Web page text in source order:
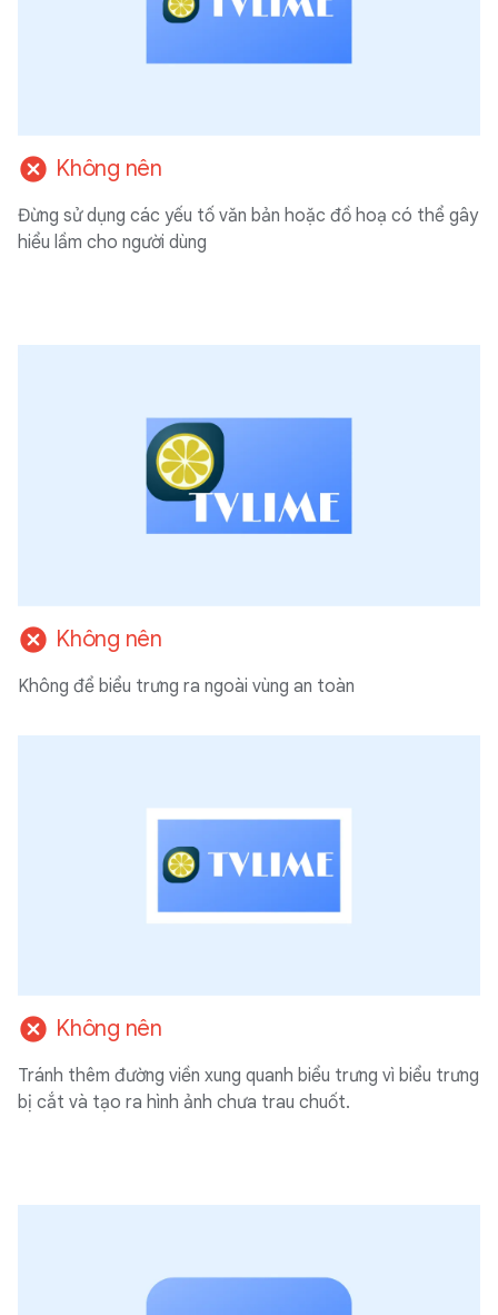
cancel Không nên
Đừng sử dụng các yếu tố văn bản hoặc đồ hoạ có thể gây
hiểu lầm cho người dùng
cancel Không nên
Không để biểu trưng ra ngoài vùng an toàn
cancel Không nên
Tránh thêm đường viền xung quanh biểu trưng vì biểu trưng
bị cắt và tạo ra hình ảnh chưa trau chuốt.